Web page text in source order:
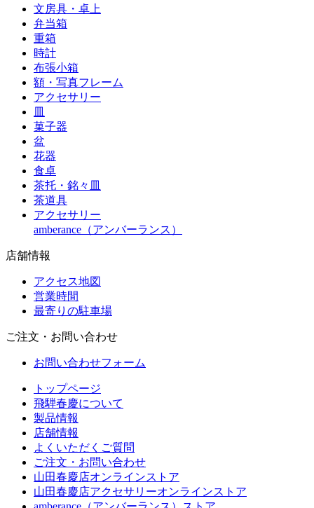
文房具・卓上
弁当箱
重箱
時計
布張小箱
額・写真フレーム
アクセサリー
皿
菓子器
盆
花器
食卓
茶托・銘々皿
茶道具
アクセサリー
amberance（アンバーランス）
店舗情報
アクセス地図
営業時間
最寄りの駐車場
ご注文・お問い合わせ
お問い合わせフォーム
トップページ
飛騨春慶について
製品情報
店舗情報
よくいただくご質問
ご注文・お問い合わせ
山田春慶店オンラインストア
山田春慶店アクセサリーオンラインストア